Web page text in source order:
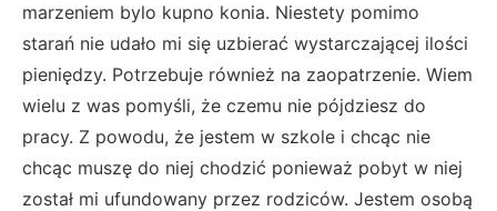
marzeniem bylo kupno konia. Niestety pomimo
starań nie udało mi się uzbierać wystarczającej ilości
pieniędzy. Potrzebuje również na zaopatrzenie. Wiem
wielu z was pomyśli, że czemu nie pójdziesz do
pracy. Z powodu, że jestem w szkole i chcąc nie
chcąc muszę do niej chodzić ponieważ pobyt w niej
został mi ufundowany przez rodziców. Jestem osobą